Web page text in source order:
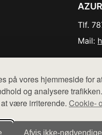
på vores hjemmeside for
og analysere
være irriterende. Cookie-
Afvis ikke‑nødvendige
Tlf.
Mail:
Der sælges ikke varer fra